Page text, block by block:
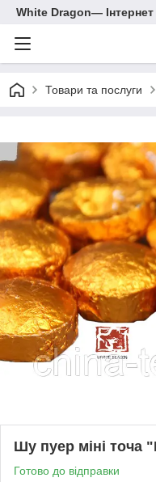
White Dragon― Інтернет
Товари та послуги
Шу пуер міні точа
Готово до відправки